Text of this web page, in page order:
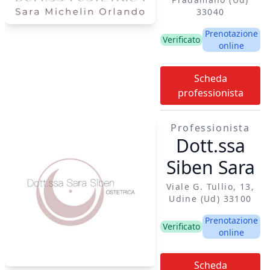
meritano di essere
accolti con
delicatezza. Il mio
trattare un sintomo,
ma prendermi cura
della persona nella
sua interezza. Mi
prendo il tempo
necessario per
conoscere la tua
storia, i tuoi ritmi e le
tue necessità, senza
fretta e senza
giudizio. Non
standard. Ogni corpo
33040
Verificato
Prenotazione
online
Scheda
professionista
Professionista
Dott.ssa
Siben Sara
Viale G. Tullio, 13,
Udine (ud) 33100
Verificato
Prenotazione
online
Scheda